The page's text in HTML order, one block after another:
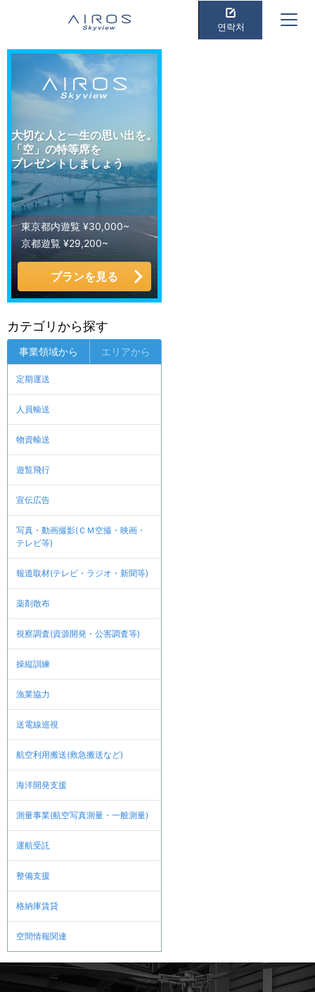
연락처
大切な人と一生の思い出を。
「空」の特等席を
プレゼントしましょう
東京都内遊覧 ¥30,000~
京都遊覧 ¥29,200~
プランを見る
カテゴリから探す
事業領域から エリアから
定期運送
人員輸送
物資輸送
遊覧飛行
宣伝広告
写真・動画撮影(ＣＭ空撮・映画・
テレビ等)
報道取材(テレビ・ラジオ・新聞等)
薬剤散布
視察調査(資源開発・公害調査等)
操縦訓練
漁業協力
送電線巡視
航空利用搬送(救急搬送など)
海洋開発支援
測量事業(航空写真測量・一般測量)
運航受託
整備支援
格納庫賃貸
空間情報関連